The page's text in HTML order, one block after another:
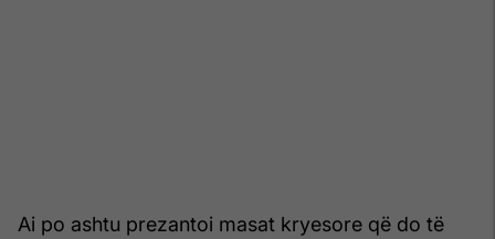
Ai po ashtu prezantoi masat kryesore që do të